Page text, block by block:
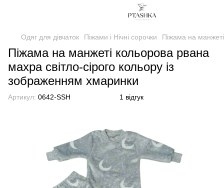
Одяг для дівчаток Піжами і Нічні сорочки Піжама на
Піжама на манжеті кольорова рвана
махра світло-сірого кольору із
зображенням хмаринки
Артикул: 0642-SSH 1 відгук